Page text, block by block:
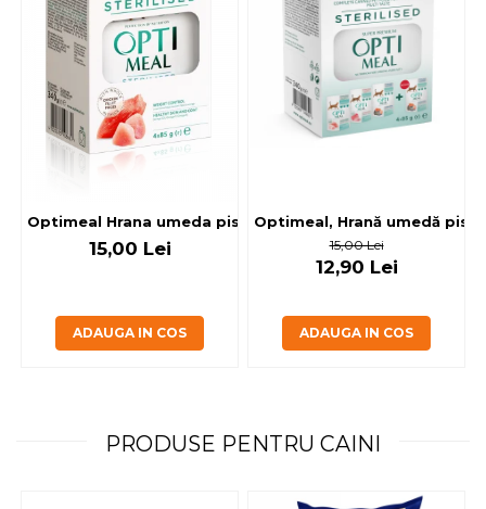
Optimeal Hrana umeda pisici
15,00 Lei
ADAUGA IN COS
Optimeal, Hrană umedă
15,00 Lei
12,90 Lei
ADAUGA IN COS
PRODUSE PENTRU CAINI